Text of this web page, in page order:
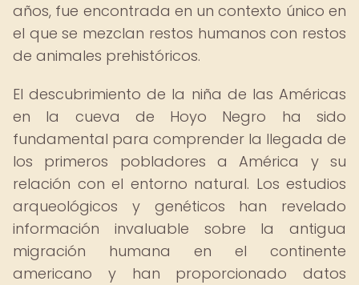
años, fue encontrada en un contexto único en
el que se mezclan restos humanos con restos
de animales prehistóricos.
El descubrimiento de la niña de las Américas
en la cueva de Hoyo Negro ha sido
fundamental para comprender la llegada de
los primeros pobladores a América y su
relación con el entorno natural. Los estudios
arqueológicos y genéticos han revelado
información invaluable sobre la antigua
migración humana en el continente
americano y han proporcionado datos